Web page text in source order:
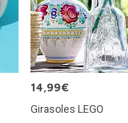
14,99€
Girasoles LEGO